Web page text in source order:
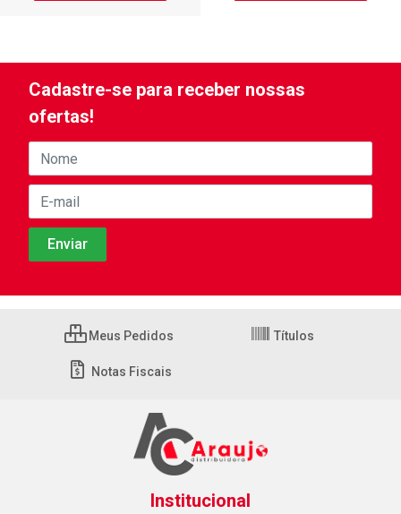
Cadastre-se para receber nossas
ofertas!
Meus Pedidos Títulos
Notas Fiscais
Institucional